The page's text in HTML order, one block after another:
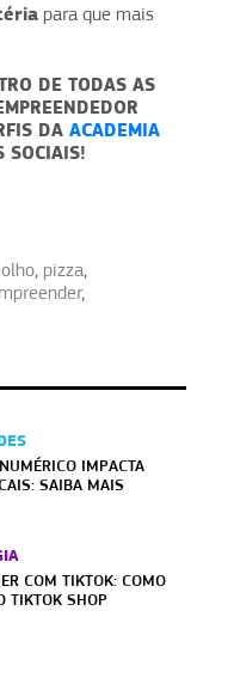
para que mais
DE TODAS AS
DA ACADEMIA
SOCIAIS!
, pizza,
,
IMPACTA
SAIBA MAIS
COM TIKTOK: COMO
TIKTOK SHOP